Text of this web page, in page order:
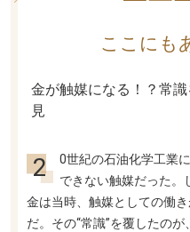
ここにも
金が触媒になる！？常
見
20世紀の石油化学工業にとって、貴金属は欠かすことの
できない触媒だった。
金は当時、触媒としての働
だ。その“常識”を覆したの